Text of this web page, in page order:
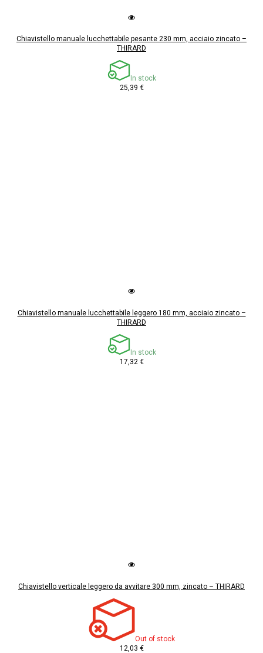
Chiavistello manuale lucchettabile pesante 230 mm, acciaio zincato –
THIRARD
In stock
25,39 €
Chiavistello manuale lucchettabile leggero 180 mm, acciaio zincato –
THIRARD
In stock
17,32 €
Chiavistello verticale leggero da avvitare 300 mm, zincato – THIRARD
Out of stock
12,03 €